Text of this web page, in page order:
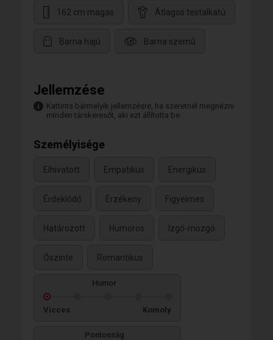
162 cm magas Átlagos testalkatú
Barna hajú Barna szemű
Jellemzése
Kattints bármelyik jellemzésre, ha szeretnél megnézni
minden társkeresőt, aki ezt állította be.
Személyisége
Elhivatott Empatikus Energikus
Érdeklődő Érzékeny Figyelmes
Határozott Humoros Izgő-mozgó
Őszinte Romantikus
Humor
Vicces Komoly
Pontosság